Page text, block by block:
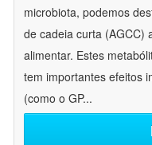
microbiota, podemos
de cadeia curta (AGCC)
alimentar. Estes
tem importantes efeitos
(como o GP...